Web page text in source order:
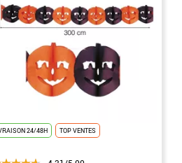
24/48H TOP VENTES